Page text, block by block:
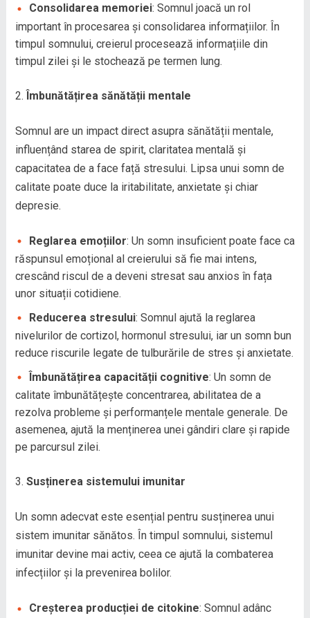
Consolidarea memoriei: Somnul joacă un rol
important în procesarea și consolidarea informațiilor. În
timpul somnului, creierul procesează informațiile din
timpul zilei și le stochează pe termen lung.
Îmbunătățirea sănătății mentale
Somnul are un impact direct asupra sănătății mentale,
influențând starea de spirit, claritatea mentală și
capacitatea de a face față stresului. Lipsa unui somn de
calitate poate duce la iritabilitate, anxietate și chiar
depresie.
Reglarea emoțiilor: Un somn insuficient poate face ca
răspunsul emoțional al creierului să fie mai intens,
crescând riscul de a deveni stresat sau anxios în fața
unor situații cotidiene.
Reducerea stresului: Somnul ajută la reglarea
nivelurilor de cortizol, hormonul stresului, iar un somn bun
reduce riscurile legate de tulburările de stres și anxietate.
Îmbunătățirea capacității cognitive: Un somn de
calitate îmbunătățește concentrarea, abilitatea de a
rezolva probleme și performanțele mentale generale. De
asemenea, ajută la menținerea unei gândiri clare și rapide
pe parcursul zilei.
Susținerea sistemului imunitar
Un somn adecvat este esențial pentru susținerea unui
sistem imunitar sănătos. În timpul somnului, sistemul
imunitar devine mai activ, ceea ce ajută la combaterea
infecțiilor și la prevenirea bolilor.
Creșterea producției de citokine: Somnul adânc